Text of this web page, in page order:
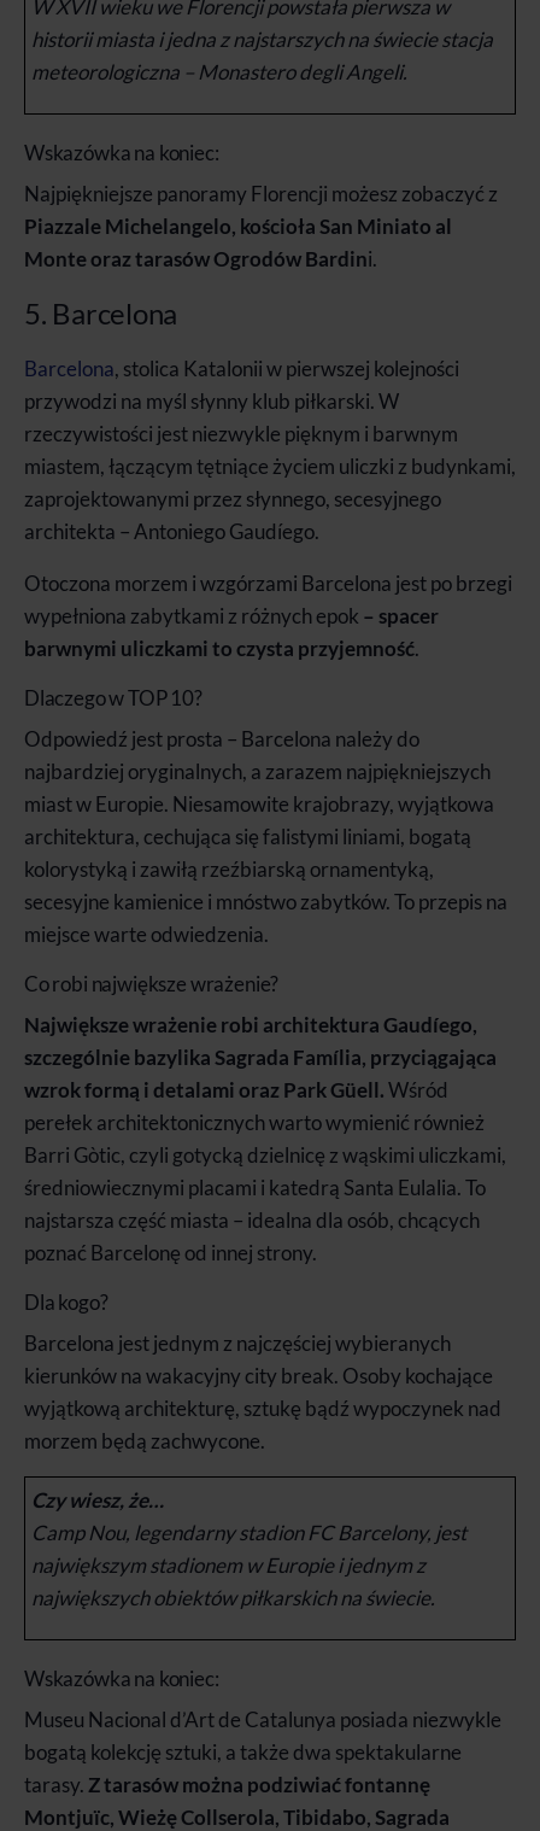
W XVII wieku we Florencji powstała pierwsza w
historii miasta i jedna z najstarszych na świecie stacja
meteorologiczna – Monastero degli Angeli.
Wskazówka na koniec:
Najpiękniejsze panoramy Florencji możesz zobaczyć z
Piazzale Michelangelo, kościoła San Miniato al
Monte oraz tarasów Ogrodów Bardini.
5. Barcelona
Barcelona, stolica Katalonii w pierwszej kolejności
przywodzi na myśl słynny klub piłkarski. W
rzeczywistości jest niezwykle pięknym i barwnym
miastem, łączącym tętniące życiem uliczki z budynkami,
zaprojektowanymi przez słynnego, secesyjnego
architekta – Antoniego Gaudíego.
Otoczona morzem i wzgórzami Barcelona jest po brzegi
wypełniona zabytkami z różnych epok – spacer
barwnymi uliczkami to czysta przyjemność.
Dlaczego w TOP 10?
Odpowiedź jest prosta – Barcelona należy do
najbardziej oryginalnych, a zarazem najpiękniejszych
miast w Europie. Niesamowite krajobrazy, wyjątkowa
architektura, cechująca się falistymi liniami, bogatą
kolorystyką i zawiłą rzeźbiarską ornamentyką,
secesyjne kamienice i mnóstwo zabytków. To przepis na
miejsce warte odwiedzenia.
Co robi największe wrażenie?
Największe wrażenie robi architektura Gaudíego,
szczególnie bazylika Sagrada Família, przyciągająca
wzrok formą i detalami oraz Park Güell.Wśród
perełek architektonicznych warto wymienić również
Barri Gòtic, czyli gotycką dzielnicę z wąskimi uliczkami,
średniowiecznymi placami i katedrą Santa Eulalia. To
najstarsza część miasta – idealna dla osób, chcących
poznać Barcelonę od innej strony.
Dla kogo?
Barcelona jest jednym z najczęściej wybieranych
kierunków na wakacyjny city break. Osoby kochające
wyjątkową architekturę, sztukę bądź wypoczynek nad
morzem będą zachwycone.
Czy wiesz, że…
Camp Nou, legendarny stadion FC Barcelony, jest
największym stadionem w Europie i jednym z
największych obiektów piłkarskich na świecie.
Wskazówka na koniec:
Museu Nacional d’Art de Catalunya posiada niezwykle
bogatą kolekcję sztuki, a także dwa spektakularne
tarasy. Z tarasów można podziwiać fontannę
Montjuïc, Wieżę Collserola, Tibidabo, Sagrada